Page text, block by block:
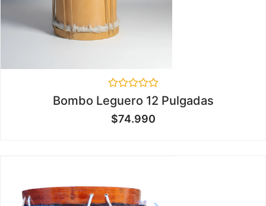
en
0
de
Bombo Leguero 12 Pulgadas
$74.990